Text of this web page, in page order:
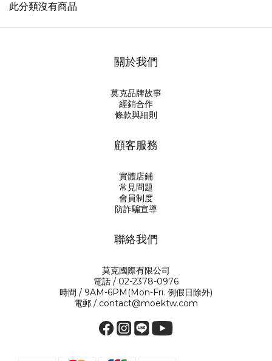
此分類沒有商品
關於我們
莫克品牌故事
經銷合作
條款與細則
顧客服務
實體店鋪
常見問題
會員制度
防詐騙宣導
聯絡我們
莫克國際有限公司
電話 / 02-2378-0976
時間 / 9AM-6PM(Mon-Fri. 例假日除外)
電郵 / contact@moektw.com